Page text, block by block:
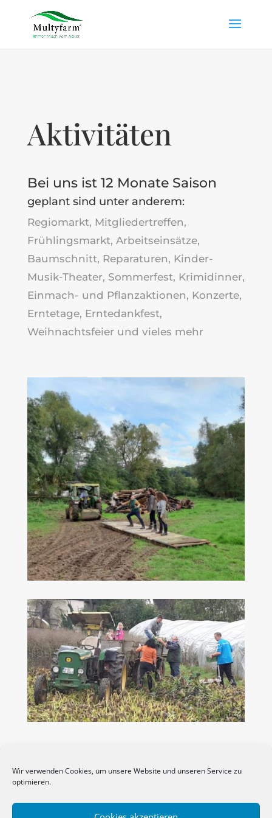
Wir verwenden Cookies, um unsere Website und unseren Service zu
optimieren.
Aktivitäten
Bei uns ist 12 Monate Saison
geplant sind unter anderem:
Regiomarkt, Mitgliedertreffen,
Frühlingsmarkt, Arbeitseinsätze,
Baumschnitt, Reparaturen, Kinder-
Musik-Theater, Sommerfest, Krimidinner,
Einmach- und Pflanzaktionen, Konzerte,
Erntetage, Erntedankfest,
Weihnachtsfeier und vieles mehr